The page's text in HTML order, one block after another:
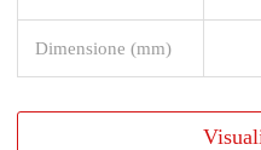
Dimensione (mm)